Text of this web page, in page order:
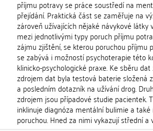
příjmu potravy se práce soustředí na
přejídání. Praktická část se zaměřuje na
zároveň užívajících nějaké návykové
mezi jednotlivými typy poruch příjmu
zájmu zjištění, se kterou poruchou příjmu
se zabývá i možností psychoterapie této
klinicko-psychologické praxe. Ke sběru
zdrojem dat byla testová baterie složená
a posledním dotazník na užívání drog.
zdrojem jsou případové studie pacientek.
inklinuje diagnóza mentální bulimie a
poruchou. Hned za nimi vykazují střední a